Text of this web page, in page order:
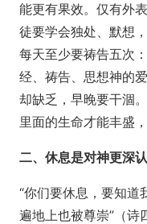
能更有果效。仅有外
徒要学会独处、默想
每天至少要祷告五次
经、祷告、思想神的
却缺乏，早晚要干涸
里面的生命才能丰盛
二、休息是对神更深
“你们要休息，要知道
遍地上也被尊崇”（诗